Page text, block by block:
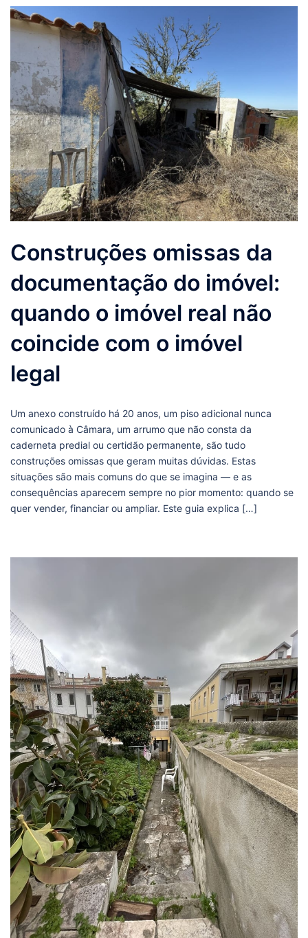
Construções omissas da
documentação do imóvel:
quando o imóvel real não
coincide com o imóvel
legal
Um anexo construído há 20 anos, um piso adicional nunca
comunicado à Câmara, um arrumo que não consta da
caderneta predial ou certidão permanente, são tudo
construções omissas que geram muitas dúvidas. Estas
situações são mais comuns do que se imagina — e as
consequências aparecem sempre no pior momento: quando se
quer vender, financiar ou ampliar. Este guia explica […]